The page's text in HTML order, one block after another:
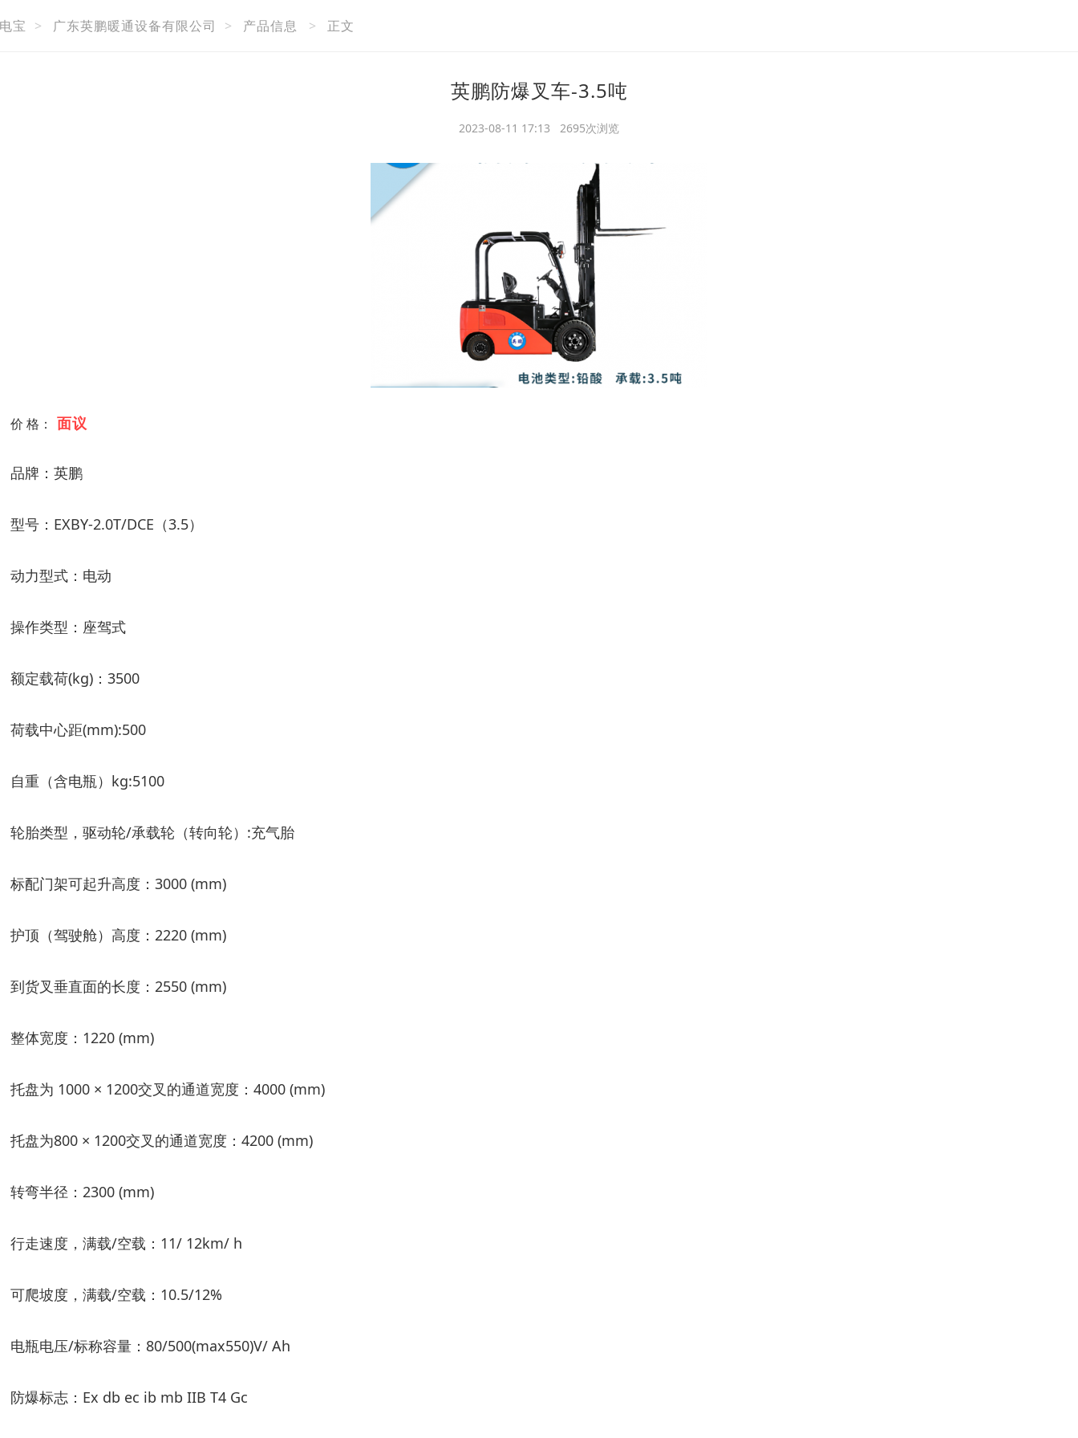
宝 > 广东英鹏暖通设备有限公司 > 产品信息 > 正文
英鹏防爆叉车-3.5吨
2023-08-11 17:13 2695次浏览
价 格： 面议
品牌：英鹏
型号：EXBY-2.0T/DCE（3.5）
动力型式：电动
操作类型：座驾式
额定载荷(kg)：3500
荷载中心距(mm):500
自重（含电瓶）kg:5100
轮胎类型，驱动轮/承载轮（转向轮）:充气胎
标配门架可起升高度：3000 (mm)
护顶（驾驶舱）高度：2220 (mm)
到货叉垂直面的长度：2550 (mm)
整体宽度：1220 (mm)
托盘为 1000 × 1200交叉的通道宽度：4000 (mm)
托盘为800 × 1200交叉的通道宽度：4200 (mm)
转弯半径：2300 (mm)
行走速度，满载/空载：11/ 12km/ h
可爬坡度，满载/空载：10.5/12%
电瓶电压/标称容量：80/500(max550)V/ Ah
防爆标志：Ex db ec ib mb IIB T4 Gc